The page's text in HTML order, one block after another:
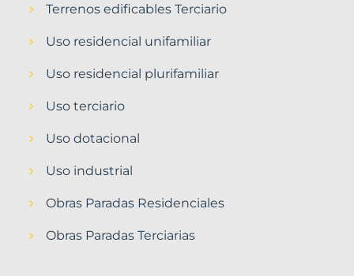
Terrenos edificables Terciario
Uso residencial unifamiliar
Uso residencial plurifamiliar
Uso terciario
Uso dotacional
Uso industrial
Obras Paradas Residenciales
Obras Paradas Terciarias